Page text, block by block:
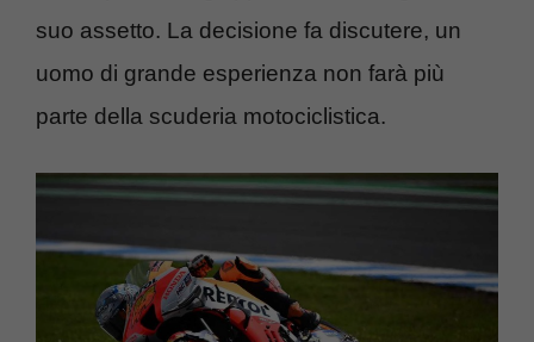
suo assetto. La decisione fa discutere, un
uomo di grande esperienza non farà più
parte della scuderia motociclistica.